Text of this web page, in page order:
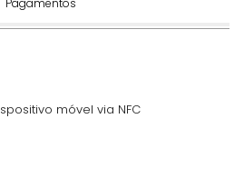
Pagamentos
móvel via NFC